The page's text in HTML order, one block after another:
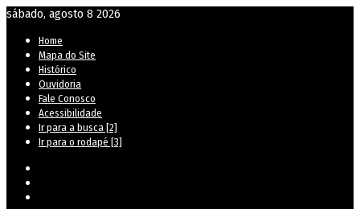
sábado, agosto 8 2026
Home
Mapa do Site
Histórico
Ouvidoria
Fale Conosco
Acessibilidade
Ir para a busca [2]
Ir para o rodapé [3]